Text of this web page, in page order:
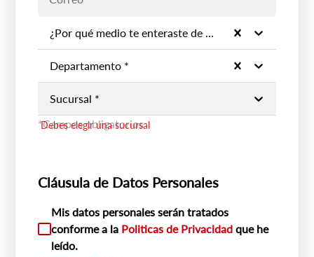
¿Por qué medio te enteraste de la marca? *
Departamento *
Sucursal *
Debes elegir una sucursal
*Campos obligatorios
Cláusula de Datos Personales
Mis datos personales serán tratados
conforme a la Politicas de Privacidad que he
leído.